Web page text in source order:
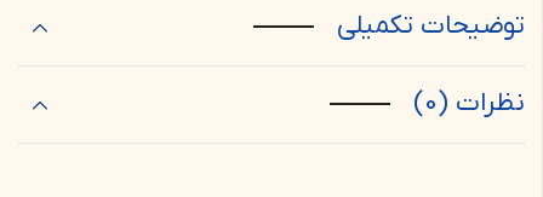
توضیحات تکمیلی
نظرات (0)